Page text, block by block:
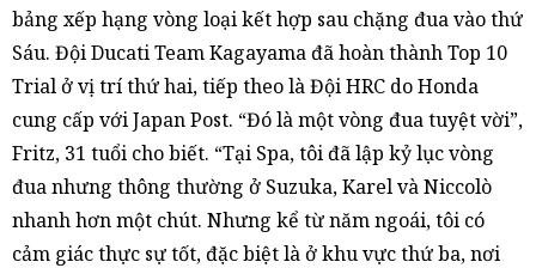
bảng xếp hạng vòng loại kết hợp sau chặng đua vào thứ
Sáu. Đội Ducati Team Kagayama đã hoàn thành Top 10
Trial ở vị trí thứ hai, tiếp theo là Đội HRC do Honda
cung cấp với Japan Post. “Đó là một vòng đua tuyệt vời”,
Fritz, 31 tuổi cho biết. “Tại Spa, tôi đã lập kỷ lục vòng
đua nhưng thông thường ở Suzuka, Karel và Niccolò
nhanh hơn một chút. Nhưng kể từ năm ngoái, tôi có
cảm giác thực sự tốt, đặc biệt là ở khu vực thứ ba, nơi